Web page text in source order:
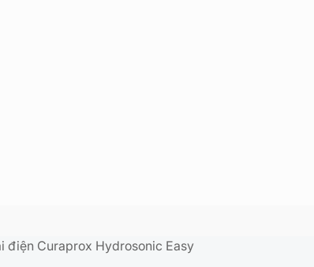
điện Curaprox Hydrosonic Easy